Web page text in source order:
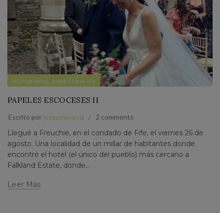
Humanismo, Josep Maria Via
PAPELES ESCOCESES II
Escrito por josepmariavia 2 comments
Llegué a Freuchie, en el condado de Fife, el viernes 26 de
agosto. Una localidad de un millar de habitantes donde
encontré el hotel (el único del pueblo) más cercano a
Falkland Estate, donde...
Leer Más